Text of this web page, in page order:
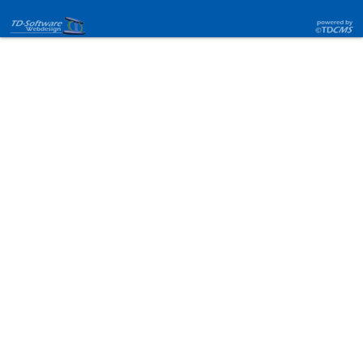
Content-